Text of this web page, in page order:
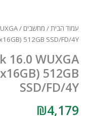
עמוד הבית/ מחשבים
512GB SSD/FD/4Y
16.0 WUXGA
512GB
SSD/FD/4Y
₪4,179